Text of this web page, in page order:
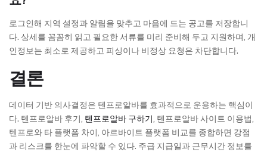
로그인해 지역 설정과 알림을 맞추고 마음에 드는 공고를 저장합니
다. 상세를 꼼꼼히 읽고 필요한 서류를 미리 준비해 두고 지원하며, 개
인정보는 최소로 제공하고 피싱이나 비정상 요청은 차단합니다.
결론
데이터 기반 의사결정은 텐프로알바를 효과적으로 운용하는 핵심이
다. 텐프로알바 후기, 텐프로알바 구하기, 텐프로알바 사이트 이용법,
텐프로와 타 플랫폼 차이, 아르바이트 플랫폼 비교를 종합하면 강점
과 리스크를 한눈에 파악할 수 있다. 주급 지급일과 근무시간 정보를